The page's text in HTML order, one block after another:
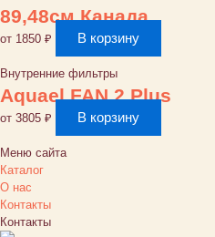
89,48см Канада
от 1850 ₽ В корзину
Внутренние фильтры
Aquael FAN 2 Plus
от 3805 ₽ В корзину
Меню сайта
Каталог
О нас
Контакты
Контакты